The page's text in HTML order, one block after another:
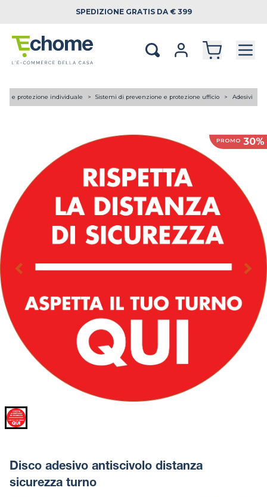
SPEDIZIONE GRATIS DA € 399
e protezione individuale Sistemi di prevenzione e protezione ufficio Adesivi
PROMO 30%
Disco adesivo antiscivolo distanza
sicurezza turno